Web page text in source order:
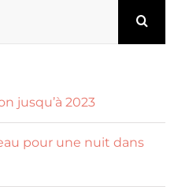
jusqu’à 2023
pour une nuit dans